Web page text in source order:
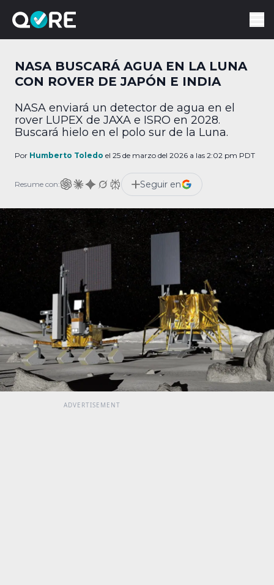
NASA BUSCARÁ AGUA EN LA LUNA
CON ROVER DE JAPÓN E INDIA
NASA enviará un detector de agua en el
rover LUPEX de JAXA e ISRO en 2028.
Buscará hielo en el polo sur de la Luna.
Por Humberto Toledo el 25 de marzo del 2026 a las 2:02 pm PDT
Resume con: Seguir en